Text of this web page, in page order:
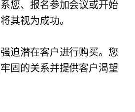
您、报名参加会议或开始
其视为成功。
迫潜在客户进行购买。您
固的关系并提供客户渴望